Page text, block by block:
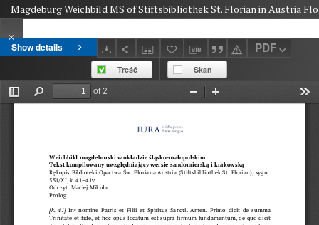
Show details PDF
Magdeburg Weichbild MS of Stiftsbibliothek St. Florian in Austria
Treść Skan